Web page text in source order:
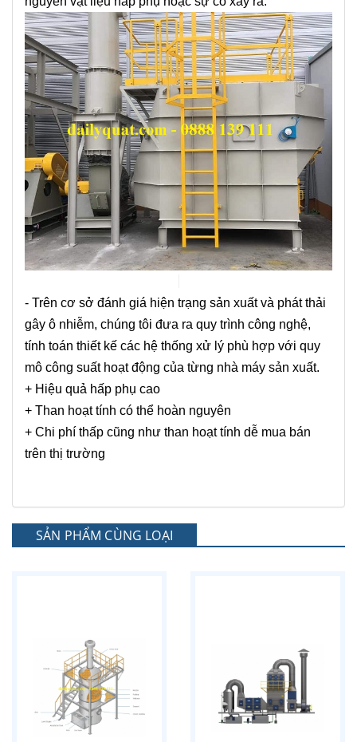
- ​​​​​​​ Trên cơ sở đánh giá hiện trạng sản xuất và phát thải
gây ô nhiễm, chúng tôi đưa ra quy trình công nghệ,
tính toán thiết kế các hệ thống xử lý phù hợp với quy
mô công suất hoạt động của từng nhà máy sản xuất.
+ Hiệu quả hấp phụ cao
+ Than hoạt tính có thể hoàn nguyên
+ Chi phí thấp cũng như than hoạt tính dễ mua bán
trên thị trường
SẢN PHẨM CÙNG LOẠI